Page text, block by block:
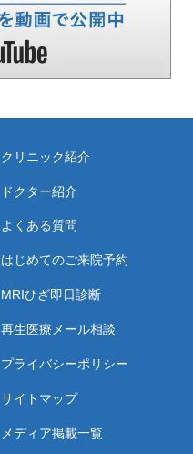
クリニック紹介
ドクター紹介
よくある質問
はじめてのご来院予約
MRIひざ即日診断
再生医療メール相談
プライバシーポリシー
サイトマップ
メディア掲載一覧